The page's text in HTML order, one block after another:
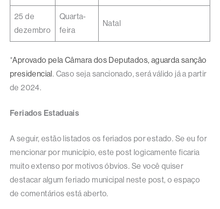
25 de
dezembro
Quarta-
feira
Natal
*Aprovado pela Câmara dos Deputados, aguarda sanção
presidencial . Caso seja sancionado, será válido já a partir
de 2024.
Feriados Estaduais
A seguir, estão listados os feriados por estado. Se eu for
mencionar por município, este post logicamente ficaria
muito extenso por motivos óbvios. Se você quiser
destacar algum feriado municipal neste post, o espaço
de comentários está aberto.